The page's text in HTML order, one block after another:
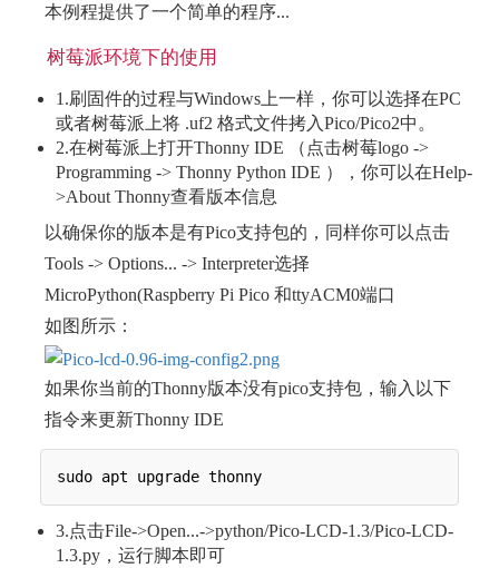
本例程提供了一个简单的程序...
树莓派环境下的使用
1.刷固件的过程与Windows上一样，你可以选择在PC
或者树莓派上将 .uf2 格式文件拷入Pico/Pico2中。
2.在树莓派上打开Thonny IDE （点击树莓logo ->
Programming -> Thonny Python IDE ），你可以在Help-
>About Thonny查看版本信息
以确保你的版本是有Pico支持包的，同样你可以点击
Tools -> Options... -> Interpreter选择
MicroPython(Raspberry Pi Pico 和ttyACM0端口
如图所示：
如果你当前的Thonny版本没有pico支持包，输入以下
指令来更新Thonny IDE
3.点击File->Open...->python/Pico-LCD-1.3/Pico-LCD-
1.3.py，运行脚本即可